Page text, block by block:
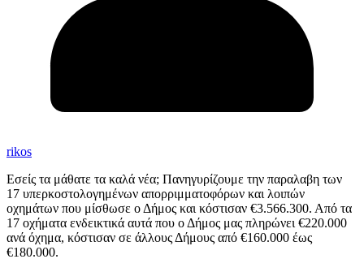
rikos
Εσείς τα μάθατε τα καλά νέα; Πανηγυρίζουμε την παραλαβη των
17 υπερκοστολογημένων απορριμματοφόρων και λοιπών
οχημάτων που μίσθωσε ο Δήμος και κόστισαν €3.566.300. Από τα
17 οχήματα ενδεικτικά αυτά που ο Δήμος μας πληρώνει €220.000
ανά όχημα, κόστισαν σε άλλους Δήμους από €160.000 έως
€180.000.